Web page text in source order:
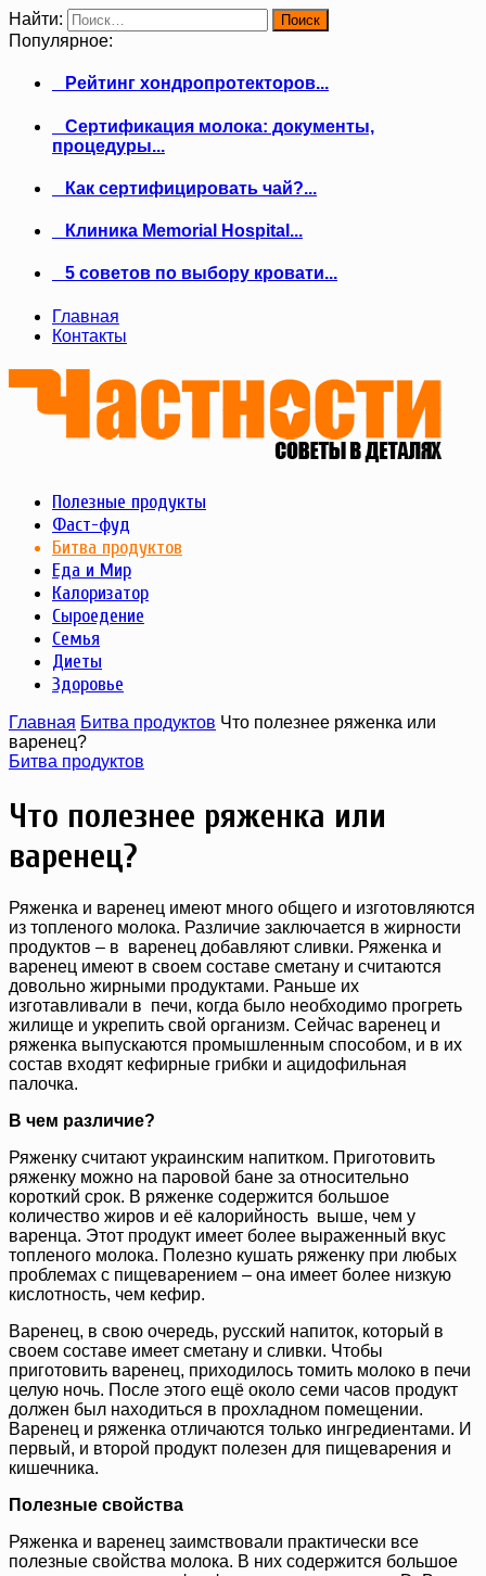
Найти:
Популярное:
Рейтинг хондропротекторов...
Сертификация молока: документы,
процедуры...
Как сертифицировать чай?...
Клиника Memorial Hospital...
5 советов по выбору кровати...
Главная
Контакты
Полезные продукты
Фаст-фуд
Битва продуктов
Еда и Мир
Калоризатор
Сыроедение
Семья
Диеты
Здоровье
Главная Битва продуктов Что полезнее ряженка или
варенец?
Битва продуктов
Что полезнее ряженка или
варенец?
Ряженка и варенец имеют много общего и изготовляются
из топленого молока. Различие заключается в жирности
продуктов – в варенец добавляют сливки. Ряженка и
варенец имеют в своем составе сметану и считаются
довольно жирными продуктами. Раньше их
изготавливали в печи, когда было необходимо прогреть
жилище и укрепить свой организм. Сейчас варенец и
ряженка выпускаются промышленным способом, и в их
состав входят кефирные грибки и ацидофильная
палочка.
В чем различие?
Ряженку считают украинским напитком. Приготовить
ряженку можно на паровой бане за относительно
короткий срок. В ряженке содержится большое
количество жиров и её калорийность выше, чем у
варенца. Этот продукт имеет более выраженный вкус
топленого молока. Полезно кушать ряженку при любых
проблемах с пищеварением – она имеет более низкую
кислотность, чем кефир.
Варенец, в свою очередь, русский напиток, который в
своем составе имеет сметану и сливки. Чтобы
приготовить варенец, приходилось томить молоко в печи
целую ночь. После этого ещё около семи часов продукт
должен был находиться в прохладном помещении.
Варенец и ряженка отличаются только ингредиентами. И
первый, и второй продукт полезен для пищеварения и
кишечника.
Полезные свойства
Ряженка и варенец заимствовали практически все
полезные свойства молока. В них содержится большое